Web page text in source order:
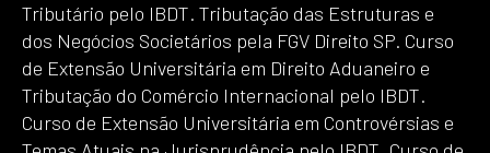
Tributário pelo IBDT. Tributação das Estruturas e
dos Negócios Societários pela FGV Direito SP. Curso
de Extensão Universitária em Direito Aduaneiro e
Tributação do Comércio Internacional pelo IBDT.
Curso de Extensão Universitária em Controvérsias e